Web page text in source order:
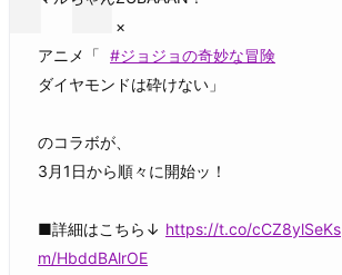
×
アニメ「 #ジョジョの奇妙な冒険
ダイヤモンドは砕けない」
のコラボが、
3月1日から順々に開始ッ！
■詳細はこちら↓ https://t.co/cCZ8ylSeKs
m/HbddBAlrOE